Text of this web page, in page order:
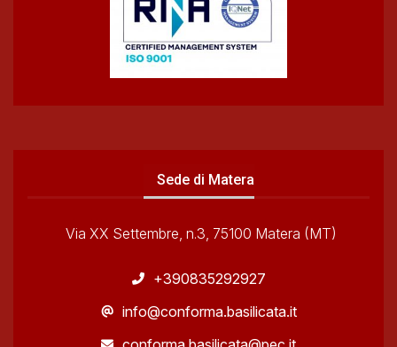
Sede di Matera
Via XX Settembre, n.3, 75100 Matera (MT)
+390835292927
info@conforma.basilicata.it